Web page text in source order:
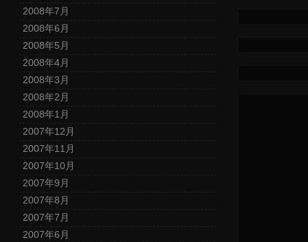
2008年7月
2008年6月
2008年5月
2008年4月
2008年3月
2008年2月
2008年1月
2007年12月
2007年11月
2007年10月
2007年9月
2007年8月
2007年7月
2007年6月